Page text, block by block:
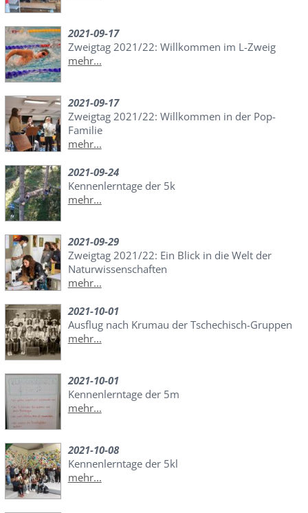
2021-09-17
Zweigtag 2021/22: Willkommen im L-Zweig
mehr...
2021-09-17
Zweigtag 2021/22: Willkommen in der Pop-
Familie
mehr...
2021-09-24
Kennenlerntage der 5k
mehr...
2021-09-29
Zweigtag 2021/22: Ein Blick in die Welt der
Naturwissenschaften
mehr...
2021-10-01
Ausflug nach Krumau der Tschechisch-Gruppen
mehr...
2021-10-01
Kennenlerntage der 5m
mehr...
2021-10-08
Kennenlerntage der 5kl
mehr...